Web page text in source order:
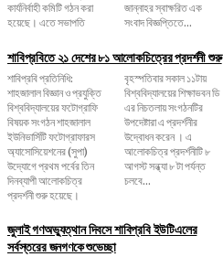
কার্যনির্বাহী কমিটি গঠন করা
হয়েছে। এতে সভাপতি
জান্নাহর স্বাক্ষরিত এক
সংবাদ বিজ্ঞপ্তিতে...
শাবিপ্রবিতে ২১ দেশের ৮১ আলোকচিত্রের প্রদর্শনী শুরু
শাবিপ্রবি প্রতিনিধি:
শাহজালাল বিজ্ঞান ও প্রযুক্তি
বিশ্ববিদ্যালয়ের ফটোগ্রাফি
বিষয়ক সংগঠন শাহজালাল
ইউনিভার্সিটি ফটোগ্রাফারস
অ্যাসোসিয়েশনের (সুপা)
উদ্যোগে প্রথম পর্বের তিন
দিনব্যাপী আলোকচিত্র
প্রদর্শনী শুরু হয়েছে।
বৃহস্পতিবার সকাল ১১টায়
বিশ্ববিদ্যালয়ের শিক্ষাভবন ডি
এর নিচতলায় সংগঠনটির
উপদেষ্টারা এ প্রদর্শনীর
উদ্বোধন করেন । এ
আলোকচিত্র প্রদর্শনীটি ৮
আগস্ট সন্ধ্যা ৮ টা পর্যন্ত
চলবে...
জুলাই গণঅভ্যুত্থান দিবসে শাবিপ্রবি ইউটিএলের
সর্বস্তরের জনগণকে শুভেচ্ছা